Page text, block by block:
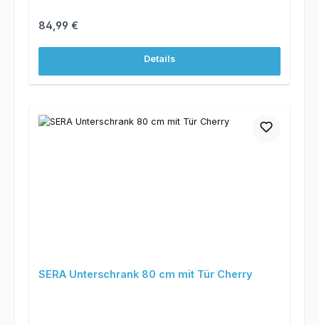
Regulärer Preis:
84,99 €
Details
SERA Unterschrank 80 cm mit Tür Cherry